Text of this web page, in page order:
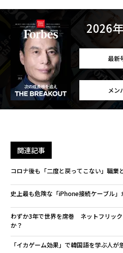
2026
最新
メン
関連記事
コロナ後も「二度と戻ってこない」職業
史上最も危険な「iPhone接続ケーブル
わずか3年で世界を席巻 ネットフリッ
か？
「イカゲーム効果」で韓国語を学ぶ人が